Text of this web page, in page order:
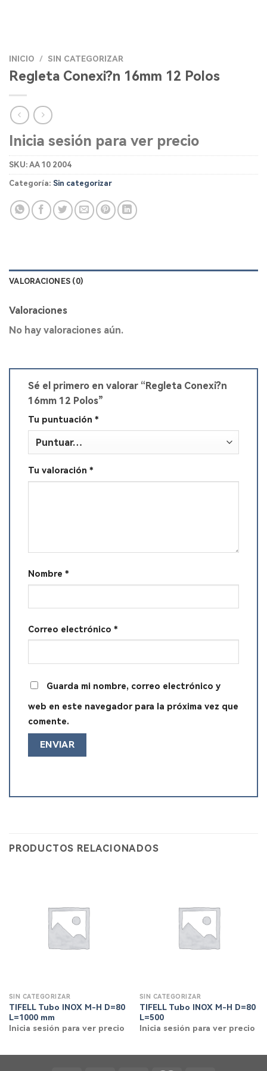
INICIO / SIN CATEGORIZAR
Regleta Conexi?n 16mm 12 Polos
Inicia sesión para ver precio
SKU: AA 10 2004
Categoría: Sin categorizar
VALORACIONES (0)
Valoraciones
No hay valoraciones aún.
Sé el primero en valorar “Regleta Conexi?n
16mm 12 Polos”
Tu puntuación *
Tu valoración *
Nombre *
Correo electrónico *
Guarda mi nombre, correo electrónico y
web en este navegador para la próxima vez que
comente.
PRODUCTOS RELACIONADOS
SIN CATEGORIZAR
TIFELL Tubo INOX M-H D=80
L=1000 mm
Inicia sesión para ver precio
SIN CATEGORIZAR
TIFELL Tubo INOX M-H D=80
L=500
Inicia sesión para ver precio